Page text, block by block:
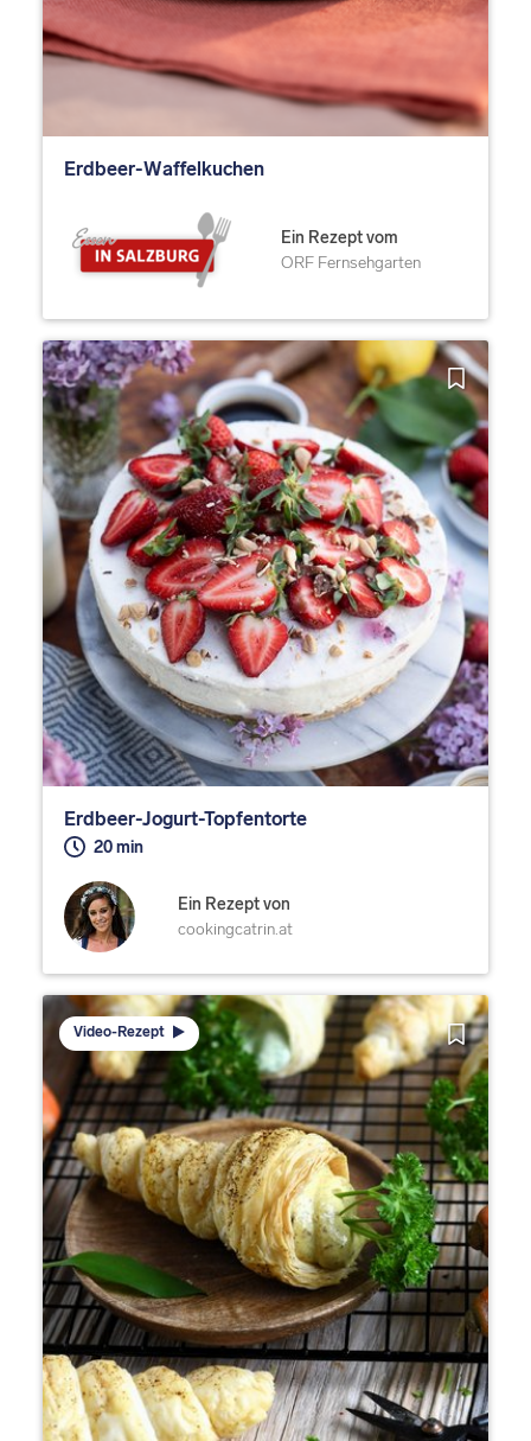
Erdbeer-Waffelkuchen
Ein Rezept vom
ORF Fernsehgarten
Erdbeer-Jogurt-Topfentorte
20 min
Ein Rezept von
cookingcatrin.at
Video-Rezept